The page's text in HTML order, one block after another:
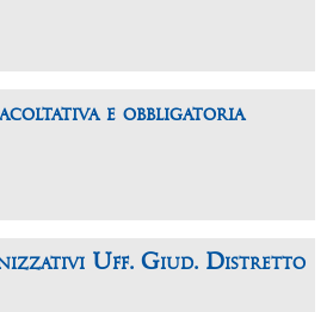
e obbligatoria
Uff. Giud. Distretto